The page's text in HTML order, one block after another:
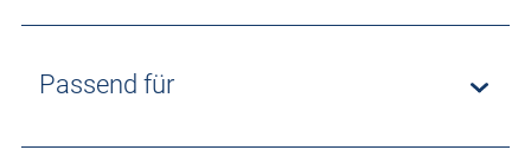
Passend für